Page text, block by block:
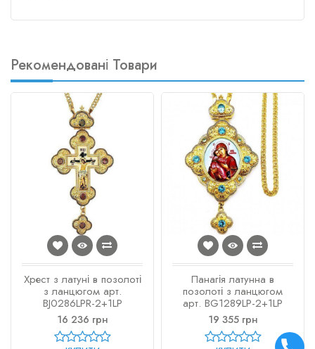
Рекомендовані Товари
Хрест з латуні в позолоті
з ланцюгом арт.
BJ0286LPR-2+1LP
16 236 грн
Панагія латунна в
позолоті з ланцюгом
арт. BG1289LP-2+1LP
19 355 грн